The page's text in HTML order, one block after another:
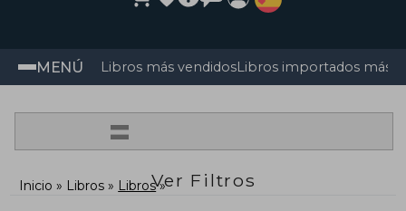
MENÚ Libros más vendidosLibros importados más
=
Ver Filtros
Inicio Libros Libros